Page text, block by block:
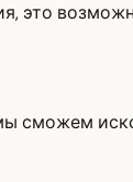
это
сможем